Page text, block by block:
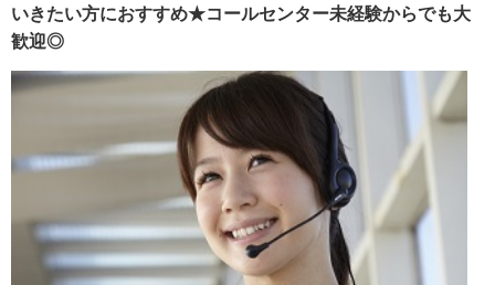
いきたい方におすすめ★コールセンター未経験からでも大
歓迎◎